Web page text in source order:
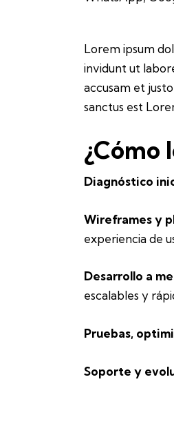
Lorem ipsum
invidunt ut
accusam et
sanctus est
¿Cómo
Diagnóstico
Wireframes y
experiencia de
Desarrollo a
escalables y
Pruebas,
Soporte y